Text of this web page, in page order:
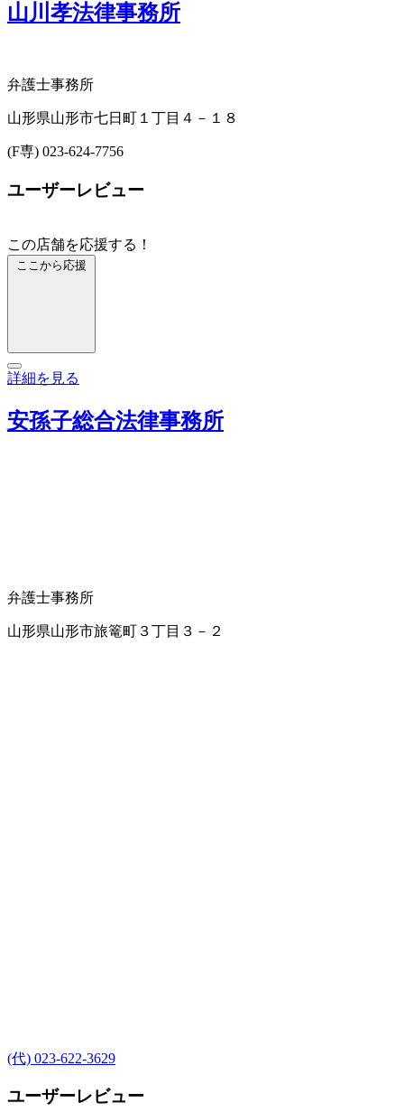
山川孝法律事務所
弁護士事務所
山形県山形市七日町１丁目４－１８
(F専) 023-624-7756
ユーザーレビュー
この店舗を応援する！
ここから応援
詳細を見る
安孫子総合法律事務所
弁護士事務所
山形県山形市旅篭町３丁目３－２
(代) 023-622-3629
ユーザーレビュー